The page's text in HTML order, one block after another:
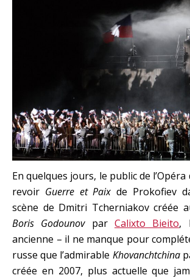
En quelques jours, le public de
revoir Guerre et Paix de Prokofiev
scène de Dmitri Tcherniakov créée
Boris GodounovparCalixto Bieito,
ancienne – il ne manque pour
russe que l’admirable Khovanchtchina
créée en 2007, plus actuelle que